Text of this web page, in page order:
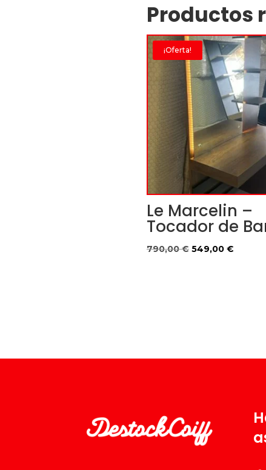
Productos
¡Oferta!
Le Marcelin –
Tocador de
790,00€ El
549,00 €El